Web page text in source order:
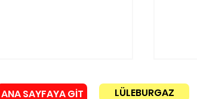
ANA SAYFAYA GİT LÜLEBURGAZ